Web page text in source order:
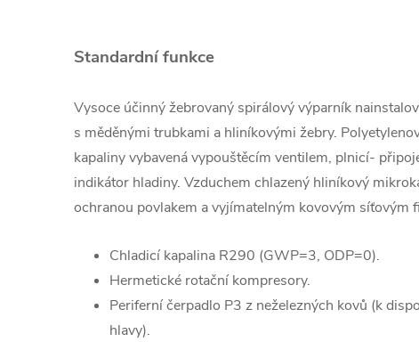
Standardní funkce
Vysoce účinný žebrovaný spirálový výparník
s měděnými trubkami a hliníkovými žebry.
kapaliny vybavená vypouštěcím ventilem, plnicí-
indikátor hladiny. Vzduchem chlazený hliníkový
ochranou povlakem a vyjímatelným kovovým síťovým
Chladicí kapalina R290 (GWP=3, ODP=0).
Hermetické rotační kompresory.
Periferní čerpadlo P3 z neželezných kovů (k
hlavy).